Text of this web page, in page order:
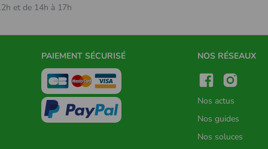
et de 14h à 17h
PAIEMENT SÉCURISÉ NOS RÉSEAUX
Nos actus
Nos guides
Nos soluces